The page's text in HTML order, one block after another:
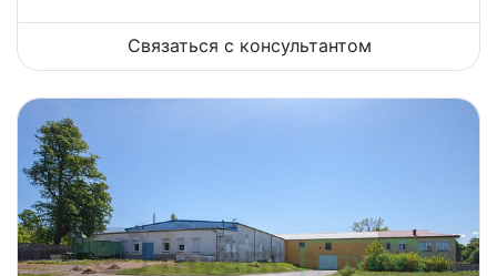
Связаться с консультантом